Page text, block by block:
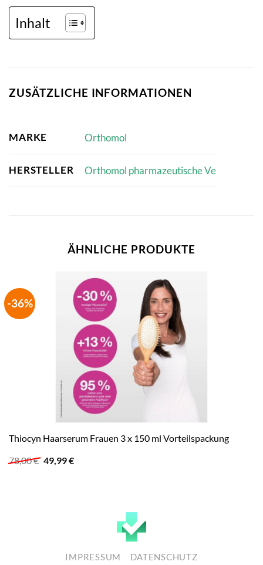
Inhalt
ZUSÄTZLICHE INFORMATIONEN
MARKE Orthomol
HERSTELLER Orthomol pharmazeutische Ve
ÄHNLICHE PRODUKTE
-36%
Thiocyn Haarserum Frauen 3 x 150 ml Vorteilspackung
78,00€ Ursprünglicher
Preis
49,99€Aktueller
IMPRESSUM DATENSCHUTZ